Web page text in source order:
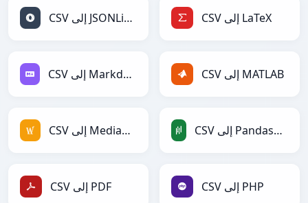
CSV إلى JSONLines CSV إلى LaTeX
CSV إلى Markdown CSV إلى MATLAB
CSV إلى MediaWiki CSV إلى PandasDataFrame
CSV إلى PDF CSV إلى PHP